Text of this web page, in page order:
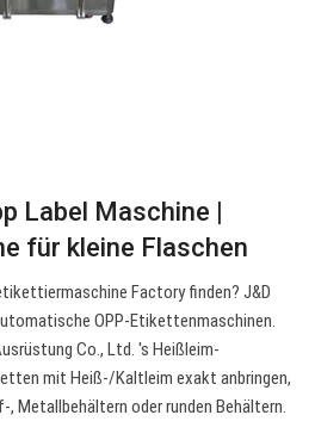
Label Maschine |
für kleine Flaschen
Factory finden? J&D
OPP-Etikettenmaschinen.
Co., Ltd. 's Heißleim-
mit Heiß-/Kaltleim exakt anbringen,
Metallbehältern oder runden Behältern.